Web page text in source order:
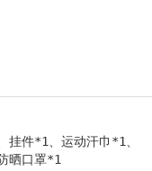
件*1、运动汗巾*1、
晒口罩*1